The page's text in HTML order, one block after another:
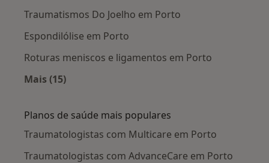
Traumatismos Do Joelho em Porto
Espondilólise em Porto
Roturas meniscos e ligamentos em Porto
Mais (15)
Planos de saúde mais populares
Traumatologistas com Multicare em Porto
Traumatologistas com AdvanceCare em Porto